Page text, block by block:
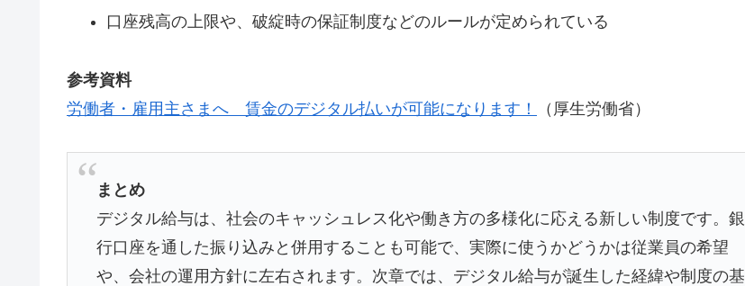
口座残高の上限や、破綻時の保証制度などのルールが定められている
参考資料
労働者・雇用主さまへ 賃金のデジタル払いが可能になります！
（厚生労働省）
まとめ
デジタル給与は、社会のキャッシュレス化や働き方の多様化に応える新しい制度です。銀
行口座を通した振り込みと併用することも可能で、実際に使うかどうかは従業員の希望
や、会社の運用方針に左右されます。次章では、デジタル給与が誕生した経緯や制度の基